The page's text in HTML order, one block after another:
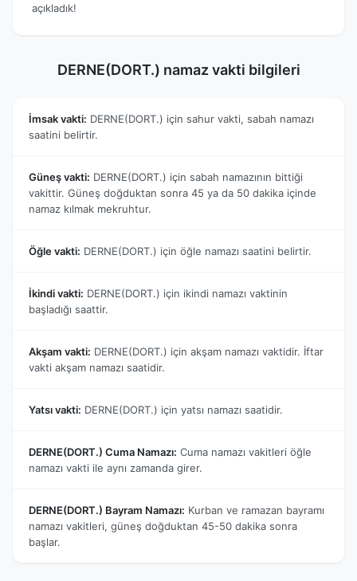
açıkladık!
DERNE(DORT.) namaz vakti bilgileri
İmsak vakti: DERNE(DORT.) için sahur vakti, sabah namazı
saatini belirtir.
Güneş vakti: DERNE(DORT.) için sabah namazının bittiği
vakittir. Güneş doğduktan sonra 45 ya da 50 dakika içinde
namaz kılmak mekruhtur.
Öğle vakti: DERNE(DORT.) için öğle namazı saatini belirtir.
İkindi vakti: DERNE(DORT.) için ikindi namazı vaktinin
başladığı saattir.
Akşam vakti: DERNE(DORT.) için akşam namazı vaktidir. İftar
vakti akşam namazı saatidir.
Yatsı vakti: DERNE(DORT.) için yatsı namazı saatidir.
DERNE(DORT.) Cuma Namazı: Cuma namazı vakitleri öğle
namazı vakti ile aynı zamanda girer.
DERNE(DORT.) Bayram Namazı: Kurban ve ramazan bayramı
namazı vakitleri, güneş doğduktan 45-50 dakika sonra
başlar.